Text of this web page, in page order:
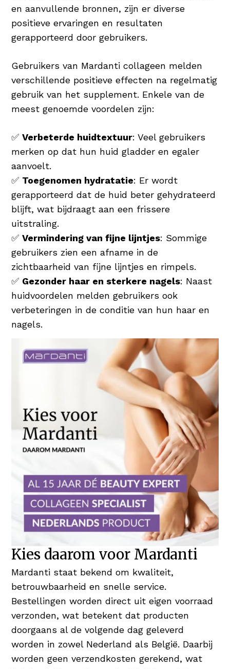
en aanvullende bronnen, zijn er diverse
positieve ervaringen en resultaten
gerapporteerd door gebruikers.
Gebruikers van Mardanti collageen melden
verschillende positieve effecten na regelmatig
gebruik van het supplement. Enkele van de
meest genoemde voordelen zijn:
✅Verbeterde huidtextuur: Veel gebruikers
merken op dat hun huid gladder en egaler
aanvoelt.
✅ Toegenomen hydratatie: Er wordt
gerapporteerd dat de huid beter gehydrateerd
blijft, wat bijdraagt aan een frissere
uitstraling.
✅Vermindering van fijne lijntjes: Sommige
gebruikers zien een afname in de
zichtbaarheid van fijne lijntjes en rimpels.
✅ Gezonder haar en sterkere nagels: Naast
huidvoordelen melden gebruikers ook
verbeteringen in de conditie van hun haar en
nagels.
Kies daarom voor Mardanti
Mardanti staat bekend om kwaliteit,
betrouwbaarheid en snelle service.
Bestellingen worden direct uit eigen voorraad
verzonden, wat betekent dat producten
doorgaans al de volgende dag geleverd
worden in zowel Nederland als België. Daarbij
worden geen verzendkosten gerekend, wat